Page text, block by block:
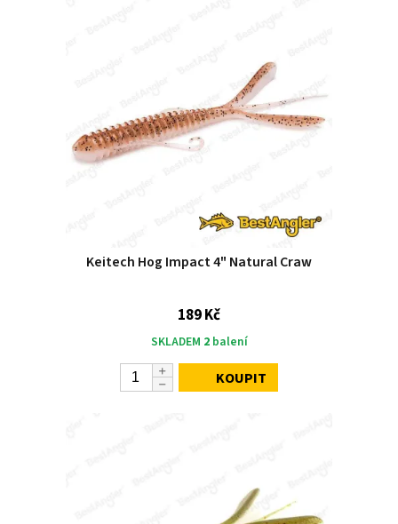
Keitech Hog Impact 4" Natural Craw
189 Kč
SKLADEM 2balení
KOUPIT